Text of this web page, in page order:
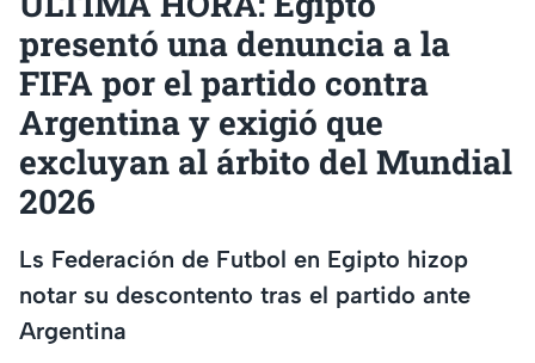
presentó una denuncia a la
FIFA por el partido contra
Argentina y exigió que
excluyan al árbito del Mundial
2026
Ls Federación de Futbol en Egipto hizop
notar su descontento tras el partido ante
Argentina